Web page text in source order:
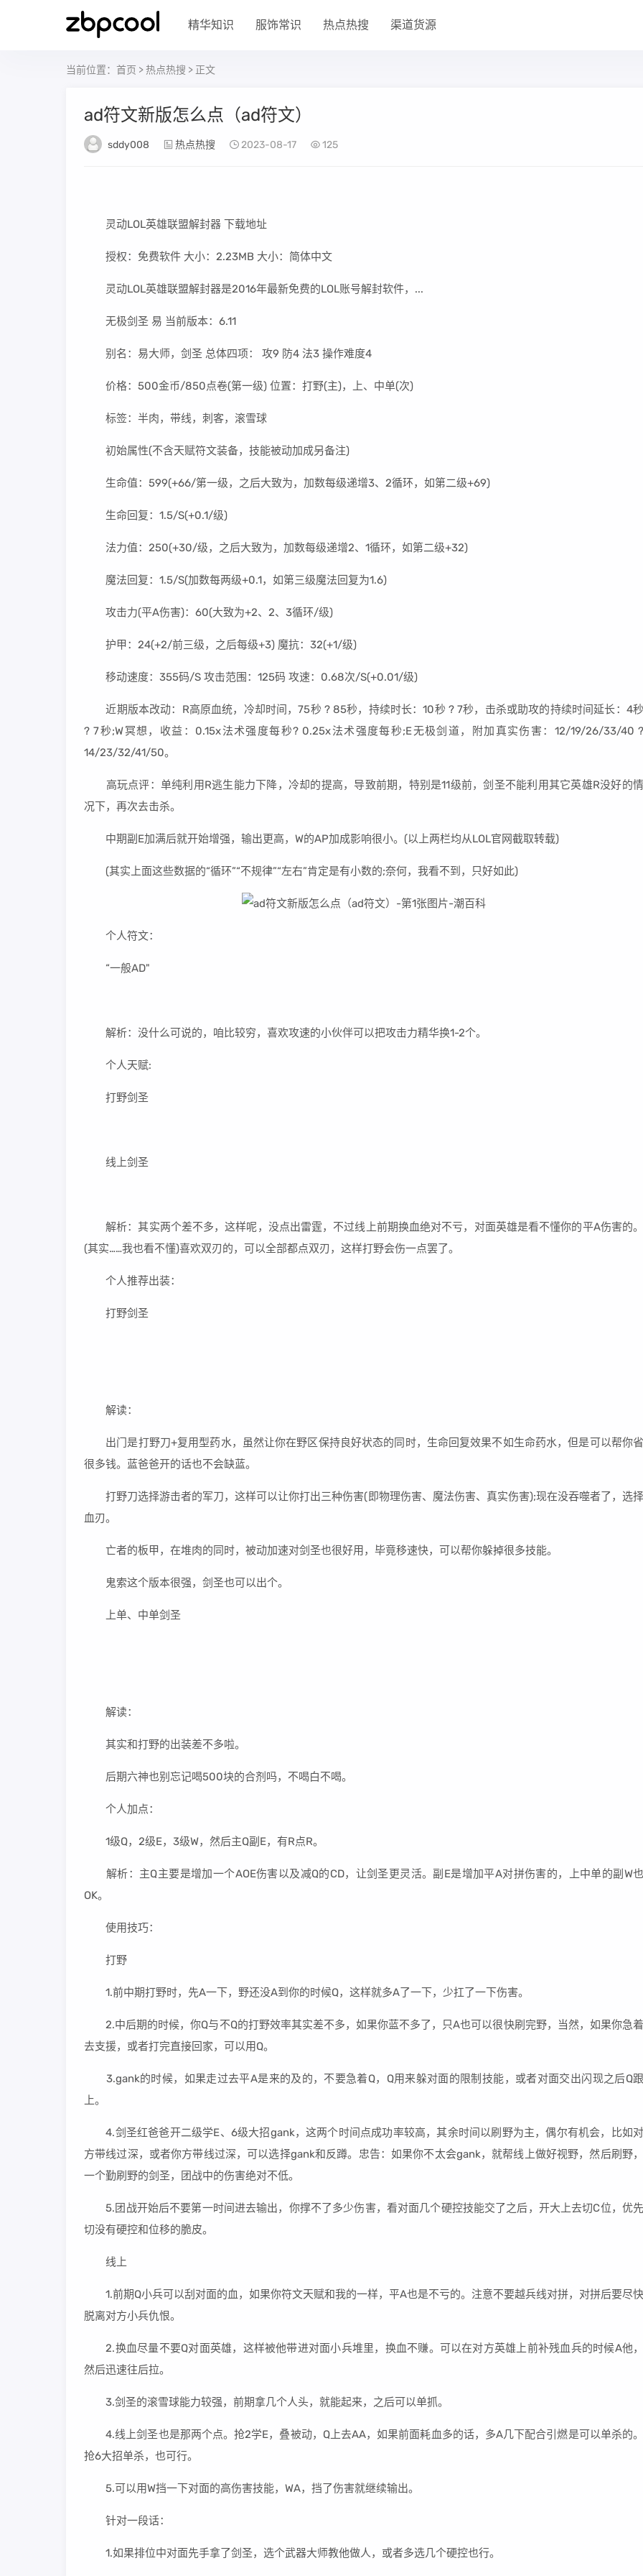
精华知识 服饰常识 热点热搜 渠道货源
当前位置： 首页 >热点热搜 > 正文
ad符文新版怎么点（ad符文）
sddy008 热点热搜 2023-08-17 125
灵动LOL英雄联盟解封器 下载地址
授权：免费软件 大小：2.23MB 大小：简体中文
灵动LOL英雄联盟解封器是2016年最新免费的LOL账号解封软件，...
无极剑圣 易 当前版本：6.11
别名：易大师，剑圣 总体四项： 攻9 防4 法3 操作难度4
价格：500金币/850点卷(第一级) 位置：打野(主)，上、中单(次)
标签：半肉，带线，刺客，滚雪球
初始属性(不含天赋符文装备，技能被动加成另备注)
生命值：599(+66/第一级，之后大致为，加数每级递增3、2循环，如第二级+69)
生命回复：1.5/S(+0.1/级)
法力值：250(+30/级，之后大致为，加数每级递增2、1循环，如第二级+32)
魔法回复：1.5/S(加数每两级+0.1，如第三级魔法回复为1.6)
攻击力(平A伤害)：60(大致为+2、2、3循环/级)
护甲：24(+2/前三级，之后每级+3) 魔抗：32(+1/级)
移动速度：355码/S 攻击范围：125码 攻速：0.68次/S(+0.01/级)
近期版本改动：R高原血统，冷却时间，75秒 ? 85秒，持续时长：10秒 ? 7秒，击杀或助攻的持续时间延长：4秒
? 7秒;W冥想，收益：0.15x法术强度每秒? 0.25x法术强度每秒;E无极剑道，附加真实伤害：12/19/26/33/40 ?
14/23/32/41/50。
高玩点评：单纯利用R逃生能力下降，冷却的提高，导致前期，特别是11级前，剑圣不能利用其它英雄R没好的情
况下，再次去击杀。
中期副E加满后就开始增强，输出更高，W的AP加成影响很小。(以上两栏均从LOL官网截取转载)
(其实上面这些数据的“循环”“不规律”“左右”肯定是有小数的;奈何，我看不到，只好如此)
个人符文：
“一般AD"
解析：没什么可说的，咱比较穷，喜欢攻速的小伙伴可以把攻击力精华换1-2个。
个人天赋:
打野剑圣
线上剑圣
解析：其实两个差不多，这样呢，没点出雷霆，不过线上前期换血绝对不亏，对面英雄是看不懂你的平A伤害的。
(其实……我也看不懂)喜欢双刃的，可以全部都点双刃，这样打野会伤一点罢了。
个人推荐出装：
打野剑圣
解读：
出门是打野刀+复用型药水，虽然让你在野区保持良好状态的同时，生命回复效果不如生命药水，但是可以帮你省
很多钱。蓝爸爸开的话也不会缺蓝。
打野刀选择游击者的军刀，这样可以让你打出三种伤害(即物理伤害、魔法伤害、真实伤害);现在没吞噬者了，选择
血刃。
亡者的板甲，在堆肉的同时，被动加速对剑圣也很好用，毕竟移速快，可以帮你躲掉很多技能。
鬼索这个版本很强，剑圣也可以出个。
上单、中单剑圣
解读：
其实和打野的出装差不多啦。
后期六神也别忘记喝500块的合剂吗，不喝白不喝。
个人加点：
1级Q，2级E，3级W，然后主Q副E，有R点R。
解析：主Q主要是增加一个AOE伤害以及减Q的CD，让剑圣更灵活。副E是增加平A对拼伤害的，上中单的副W也
OK。
使用技巧：
打野
1.前中期打野时，先A一下，野还没A到你的时候Q，这样就多A了一下，少扛了一下伤害。
2.中后期的时候，你Q与不Q的打野效率其实差不多，如果你蓝不多了，只A也可以很快刷完野，当然，如果你急着
去支援，或者打完直接回家，可以用Q。
3.gank的时候，如果走过去平A是来的及的，不要急着Q，Q用来躲对面的限制技能，或者对面交出闪现之后Q跟
上。
4.剑圣红爸爸开二级学E、6级大招gank，这两个时间点成功率较高，其余时间以刷野为主，偶尔有机会，比如对
方带线过深，或者你方带线过深，可以选择gank和反蹲。忠告：如果你不太会gank，就帮线上做好视野，然后刷野，
一个勤刷野的剑圣，团战中的伤害绝对不低。
5.团战开始后不要第一时间进去输出，你撑不了多少伤害，看对面几个硬控技能交了之后，开大上去切C位，优先
切没有硬控和位移的脆皮。
线上
1.前期Q小兵可以刮对面的血，如果你符文天赋和我的一样，平A也是不亏的。注意不要越兵线对拼，对拼后要尽快
脱离对方小兵仇恨。
2.换血尽量不要Q对面英雄，这样被他带进对面小兵堆里，换血不赚。可以在对方英雄上前补残血兵的时候A他，
然后迅速往后拉。
3.剑圣的滚雪球能力较强，前期拿几个人头，就能起来，之后可以单抓。
4.线上剑圣也是那两个点。抢2学E，叠被动，Q上去AA，如果前面耗血多的话，多A几下配合引燃是可以单杀的。
抢6大招单杀，也可行。
5.可以用W挡一下对面的高伤害技能，WA，挡了伤害就继续输出。
针对一段话：
1.如果排位中对面先手拿了剑圣，选个武器大师教他做人，或者多选几个硬控也行。